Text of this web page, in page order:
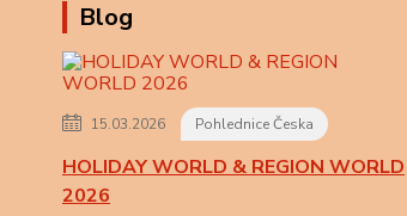
Blog
15.03.2026 Pohlednice Česka
HOLIDAY WORLD & REGION WORLD
2026